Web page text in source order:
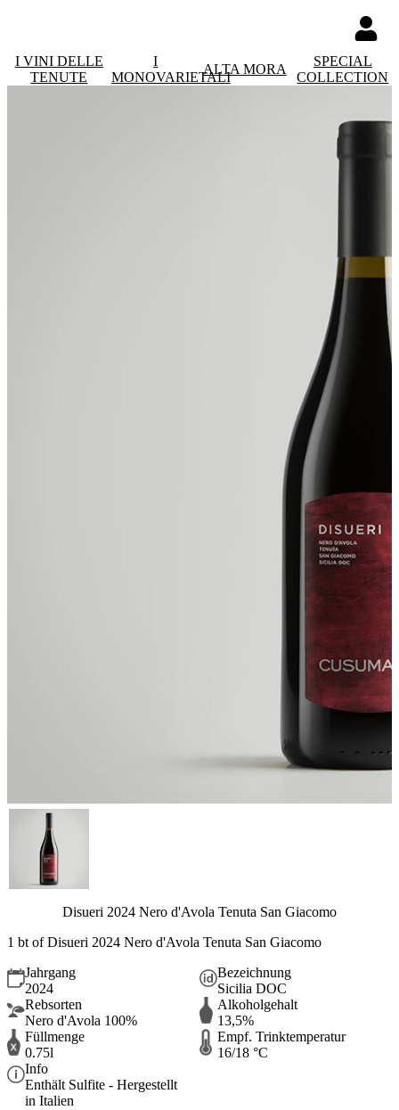
I VINI DELLE
TENUTE
I
MONOVARIETALI
ALTA MORA
SPECIAL
COLLECTION
Disueri 2024 Nero d'Avola Tenuta San Giacomo
1 bt of Disueri 2024 Nero d'Avola Tenuta San Giacomo
Jahrgang
2024
Bezeichnung
Sicilia DOC
Rebsorten
Nero d'Avola 100%
Alkoholgehalt
13,5%
Füllmenge
0.75l
Empf. Trinktemperatur
16/18 °C
Info
Enthält Sulfite - Hergestellt
in Italien